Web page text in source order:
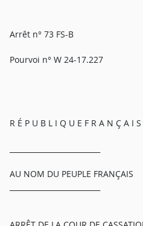
Arrêt n° 73 FS-B
Pourvoi n° W 24-17.227
R É P U B L I Q U E F R A N Ç A I S
AU NOM DU PEUPLE FRANÇAIS